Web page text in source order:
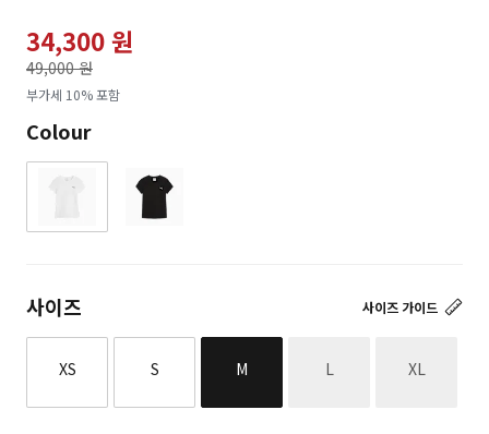
34,300 원
49,000 원
로
부가세 10% 포함
Colour
사이즈 가이드
사이즈
XS S M L XL